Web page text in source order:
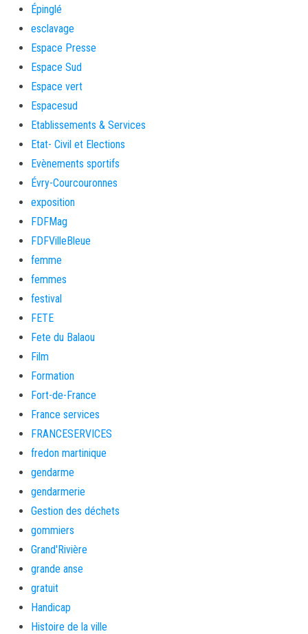
Épinglé
esclavage
Espace Presse
Espace Sud
Espace vert
Espacesud
Etablissements & Services
Etat- Civil et Elections
Evènements sportifs
Évry-Courcouronnes
exposition
FDFMag
FDFVilleBleue
femme
femmes
festival
FETE
Fete du Balaou
Film
Formation
Fort-de-France
France services
FRANCESERVICES
fredon martinique
gendarme
gendarmerie
Gestion des déchets
gommiers
Grand'Rivière
grande anse
gratuit
Handicap
Histoire de la ville